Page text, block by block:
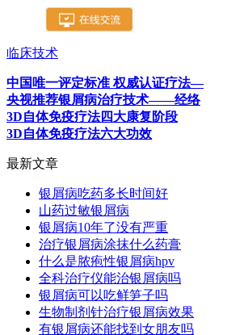
临床技术
中国唯一评定标准 权威认证疗法—
央视推荐银屑病治疗技术——经络
3D自体免疫疗法四大康复阶段
3D自体免疫疗法六大功效
最新文章
银屑病吃药多长时间好
山药过敏银屑病
银屑病10年了没有严重
治疗银屑病涂抹什么药膏
什么是脓疱性银屑病hpv
全科治疗仪能治银屑病吗
银屑病可以吃鲜笋子吗
生物制剂针治疗银屑病效果
有银屑病还能找到女朋友吗